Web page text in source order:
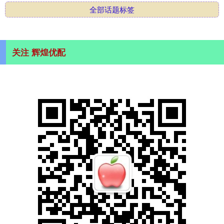
全部话题标签
关注 辉煌优配